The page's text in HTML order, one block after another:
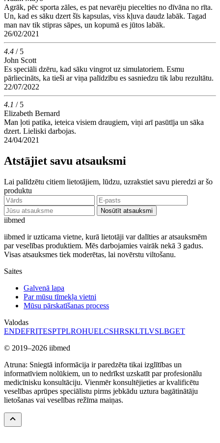
Agrāk, pēc sporta zāles, es pat nevarēju piecelties no dīvāna no rīta.
Un, kad es sāku dzert šīs kapsulas, viss kļuva daudz labāk. Tagad
man nav tik stipras sāpes, un kopumā es jūtos labāk.
26/02/2021
4.4 / 5
John Scott
Es speciāli dzēru, kad sāku vingrot uz simulatoriem. Esmu
pārliecināts, ka tieši ar viņa palīdzību es sasniedzu tik labu rezultātu.
22/07/2022
4.1 / 5
Elizabeth Bernard
Man ļoti patika, ieteica visiem draugiem, viņi arī pasūtīja un sāka
dzert. Lieliski darbojas.
24/04/2021
Atstājiet savu atsauksmi
Lai palīdzētu citiem lietotājiem, lūdzu, uzrakstiet savu pieredzi ar šo
produktu
Nosūtīt atsauksmi
iibmed
iibmed ir uzticama vietne, kurā lietotāji var dalīties ar atsauksmēm
par veselības produktiem. Mēs darbojamies vairāk nekā 3 gadus.
Visas atsauksmes tiek moderētas, lai novērstu viltošanu.
Saites
Galvenā lapa
Par mūsu tīmekļa vietni
Mūsu pārskatīšanas process
Valodas
ENDEFRITESPTPLROHUELCSHRSKLTLVSLBGET
© 2019–2026 iibmed
Atruna: Sniegtā informācija ir paredzēta tikai izglītības un
informatīviem nolūkiem, un to nedrīkst uzskatīt par profesionālu
medicīnisku konsultāciju. Vienmēr konsultējieties ar kvalificētu
veselības aprūpes speciālistu pirms jebkādu uztura bagātinātāju
lietošanas vai veselības režīma maiņas.